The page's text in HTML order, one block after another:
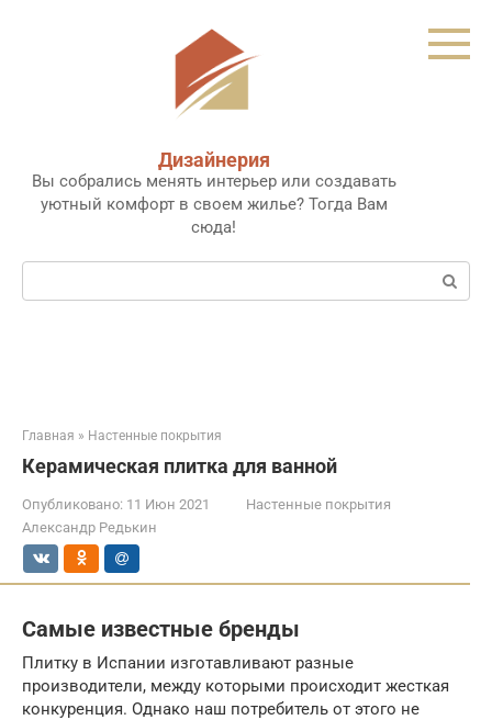
Дизайнерия
Вы собрались менять интерьер или создавать
уютный комфорт в своем жилье? Тогда Вам
сюда!
Поиск:
Главная » Настенные покрытия
Керамическая плитка для ванной
Опубликовано: 11 Июн 2021
Настенные покрытия
Александр Редькин
Самые известные бренды
Плитку в Испании изготавливают разные
производители, между которыми происходит жесткая
конкуренция. Однако наш потребитель от этого не